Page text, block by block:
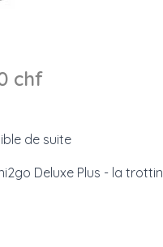
chf
de suite
Deluxe Plus - la